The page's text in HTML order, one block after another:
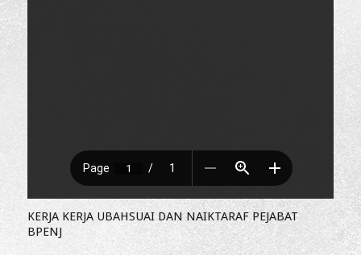
KERJA KERJA UBAHSUAI DAN NAIKTARAF PEJABAT
BPENJ